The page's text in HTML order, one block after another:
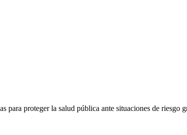
para proteger la salud pública ante situaciones de riesgo